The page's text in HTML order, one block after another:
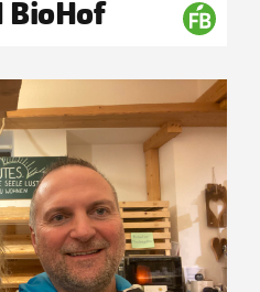
BioHof